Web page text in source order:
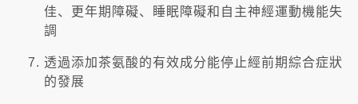
佳、更年期障礙、睡眠障礙和自主神經運動機能失
調
透過添加茶氨酸的有效成分能停止經前期綜合症狀
的發展